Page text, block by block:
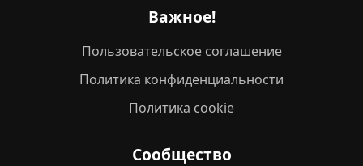
Важное!
Пользовательское соглашение
Политика конфиденциальности
Политика cookie
Сообщество